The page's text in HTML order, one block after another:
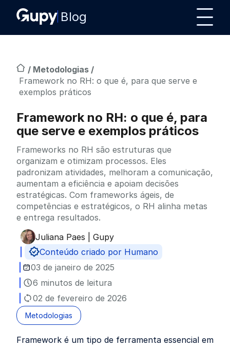
Blog
/ Metodologias /
Framework no RH: o que é, para que serve e
exemplos práticos
Framework no RH: o que é, para
que serve e exemplos práticos
Frameworks no RH são estruturas que
organizam e otimizam processos. Eles
padronizam atividades, melhoram a comunicação,
aumentam a eficiência e apoiam decisões
estratégicas. Com frameworks ágeis, de
competências e estratégicos, o RH alinha metas
e entrega resultados.
Publicado por
Juliana Paes | Gupy
Conteúdo criado por Humano
03 de janeiro de 2025
6 minutos de leitura
02 de fevereiro de 2026
Metodologias
Framework é um tipo de ferramenta essencial em